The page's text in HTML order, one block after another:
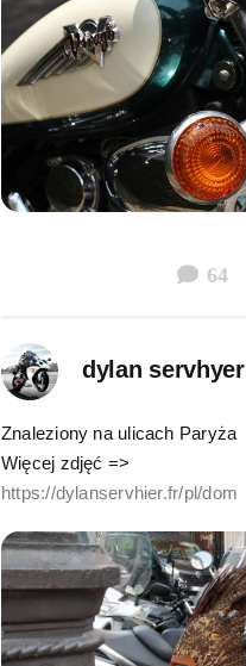
64
dylan servhyer
Znaleziony na ulicach Paryża
Więcej zdjęć =>
https://dylanservhier.fr/pl/dom